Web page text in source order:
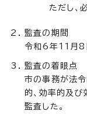
ただし、
監査の期間
令和6年11月8
監査の着眼点
市の事務が法令
的、効率的及
監査した。